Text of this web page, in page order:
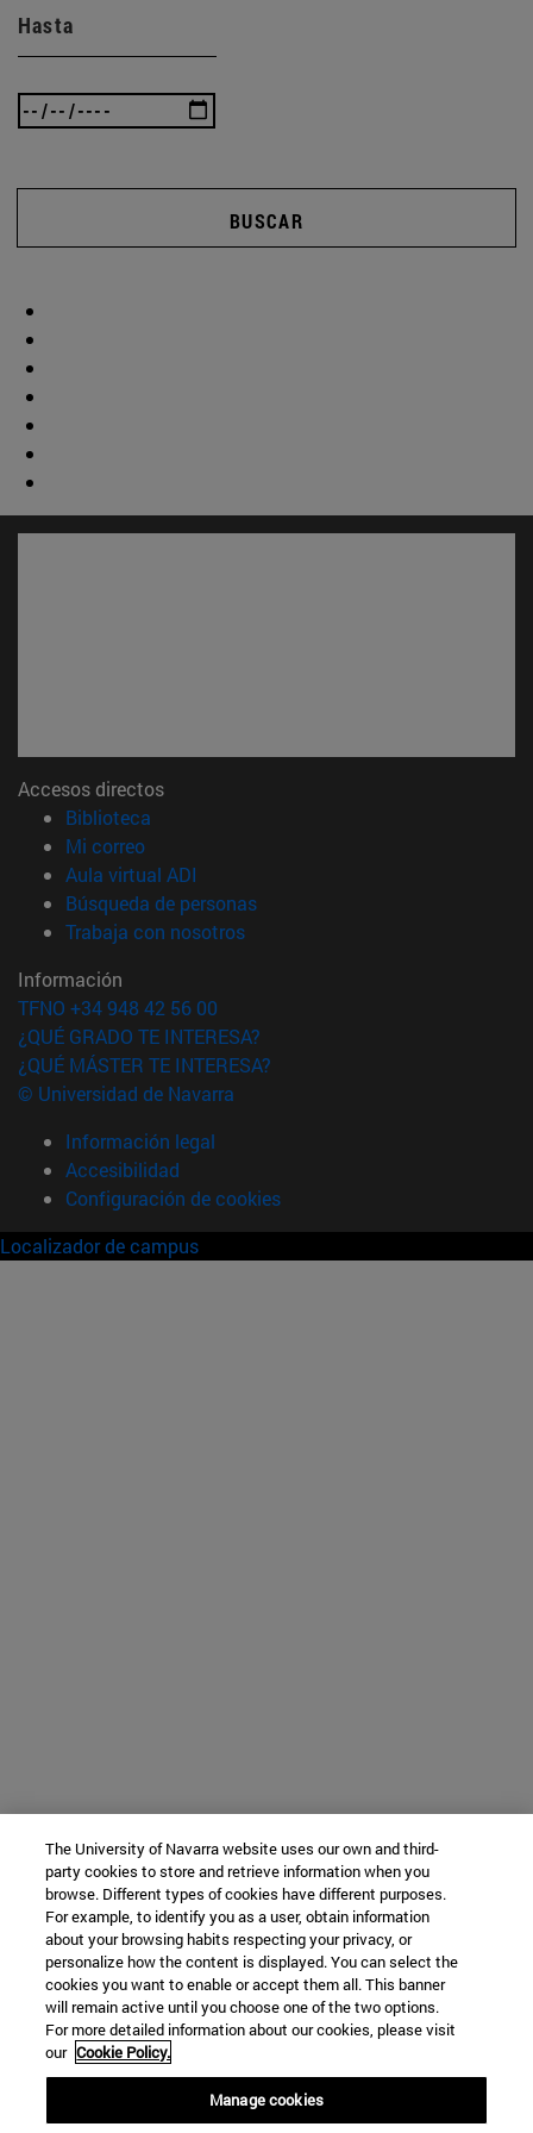
Hasta
BUSCAR
Accesos directos
Biblioteca
Mi correo(abre en nueva ventana)
Aula virtual ADI
Búsqueda de personas(abre en nueva ventana)
Trabaja con nosotros(abre en nueva ventana)
Información
TFNO +34 948 42 56 00
¿QUÉ GRADO TE INTERESA?
¿QUÉ MÁSTER TE INTERESA?
© Universidad de Navarra
Información legal
Accesibilidad
Configuración de cookies
Localizador de campus
The University of Navarra website uses our own and third-
party cookies to store and retrieve information when you
browse. Different types of cookies have different purposes.
For example, to identify you as a user, obtain information
about your browsing habits respecting your privacy, or
personalize how the content is displayed. You can select the
cookies you want to enable or accept them all. This banner
will remain active until you choose one of the two options.
For more detailed information about our cookies, please visit
our Cookie Policy.
Manage cookies